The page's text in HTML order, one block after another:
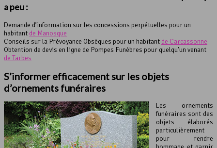
a peu :
Demande d’information sur les concessions perpétuelles pour un
habitant de Manosque
Conseils sur la Prévoyance Obsèques pour un habitant de Carcassonne
Obtention de devis en ligne de Pompes Funèbres pour quelqu’un venant
de Tarbes
S’informer efficacement sur les objets
d’ornements funéraires
Les ornements
funéraires sont des
objets élaborés
particulièrement
pour rendre